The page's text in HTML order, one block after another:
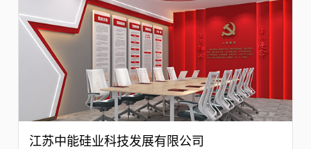
江苏中能硅业科技发展有限公司